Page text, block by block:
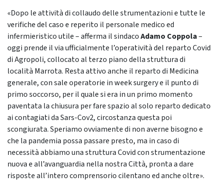
«Dopo le attività di collaudo delle strumentazioni e tutte le
verifiche del caso e reperito il personale medico ed
infermieristico utile – afferma il sindacoAdamo Coppola–
oggi prende il via ufficialmente l’operatività del reparto Covid
di Agropoli, collocato al terzo piano della struttura di
località Marrota. Resta attivo anche il reparto di Medicina
generale, con sale operatorie in week surgery e il punto di
primo soccorso, per il quale si era in un primo momento
paventata la chiusura per fare spazio al solo reparto dedicato
ai contagiati da Sars-Cov2, circostanza questa poi
scongiurata. Speriamo ovviamente di non averne bisogno e
che la pandemia possa passare presto, ma in caso di
necessità abbiamo una struttura Covid con strumentazione
nuova e all’avanguardia nella nostra Città, pronta a dare
risposte all’intero comprensorio cilentano ed anche oltre».